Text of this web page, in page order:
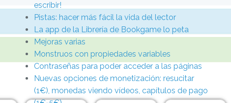
escribir!
Pistas: hacer más fácil la vida del lector
La app de la Librería de Bookgame lo peta
Mejoras varias
Monstruos con propiedades variables
Contraseñas para poder acceder a las páginas
Nuevas opciones de monetización: resucitar
(1€), monedas viendo vídeos, capítulos de pago